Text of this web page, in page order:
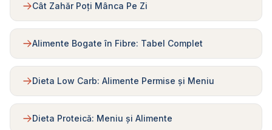
Cât Zahăr Poți Mânca Pe Zi
Alimente Bogate în Fibre: Tabel Complet
Dieta Low Carb: Alimente Permise și Meniu
Dieta Proteică: Meniu și Alimente